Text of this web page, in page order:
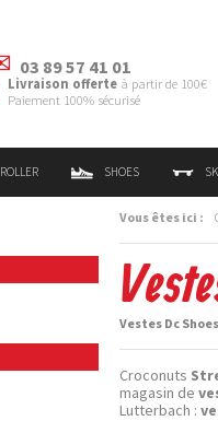
03 89 57 41 01
Livraison offerte à partir de 100€
Paiement 100% sécurisé
ROLLER SHOES
Vous êtes ici :
Vestes Dc
Croconuts
magasin de
Lutterbach :